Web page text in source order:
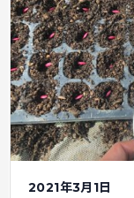
2021年3月1日